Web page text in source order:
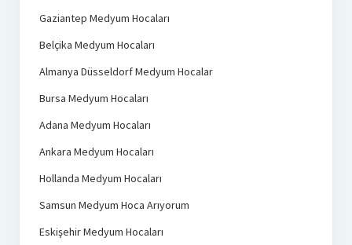
Gaziantep Medyum Hocaları
Belçika Medyum Hocaları
Almanya Düsseldorf Medyum Hocalar
Bursa Medyum Hocaları
Adana Medyum Hocaları
Ankara Medyum Hocaları
Hollanda Medyum Hocaları
Samsun Medyum Hoca Arıyorum
Eskişehir Medyum Hocaları